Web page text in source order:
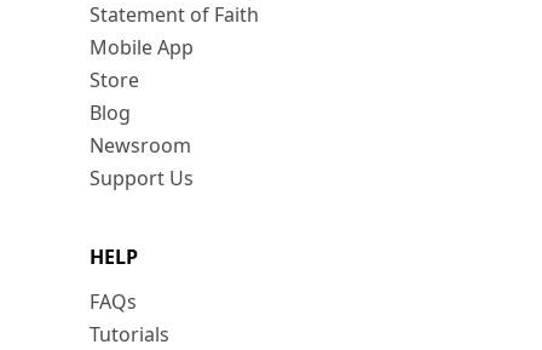
Statement of Faith
Mobile App
Store
Blog
Newsroom
Support Us
HELP
FAQs
Tutorials